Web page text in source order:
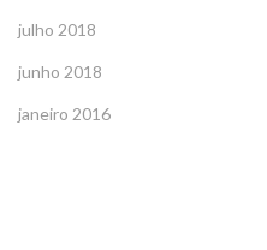
julho 2018
junho 2018
janeiro 2016